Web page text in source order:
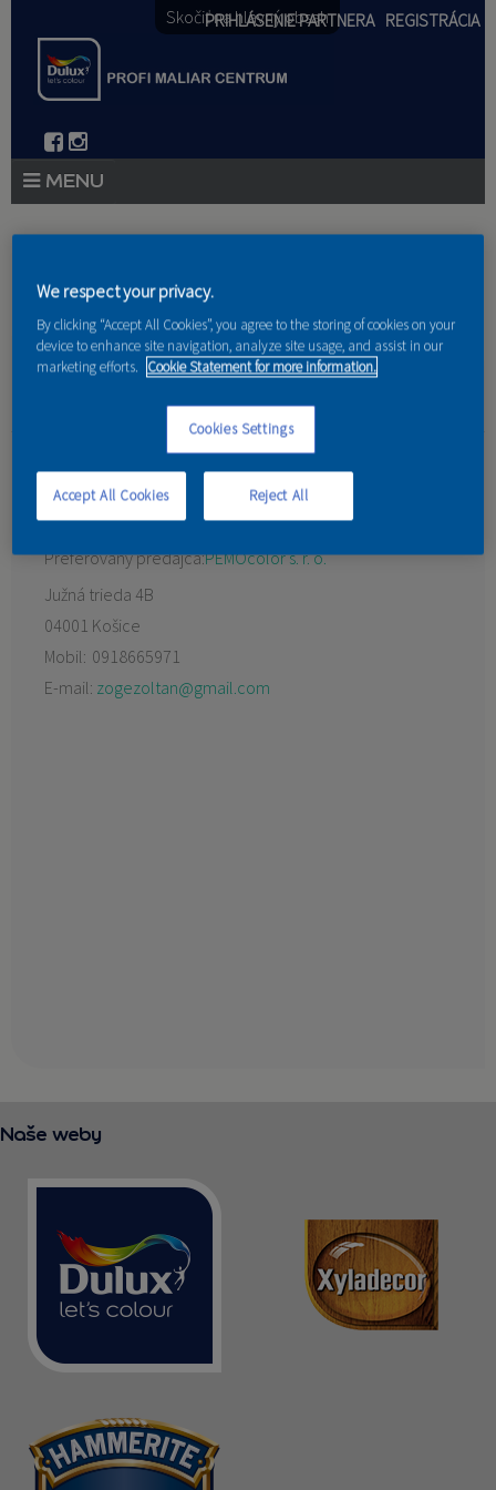
Skočiť na hlavný obsah
PRIHLÁSENIE PARTNERA REGISTRÁCIA
PORADENSTVO
AKCIE A NOVINKY
PARTNERI
ZO-BO, s. r. o.
Preferovaný predajca:PEMOcolor s. r. o.
Južná trieda 4B
04001 Košice
Mobil: 0918665971
E-mail: zogezoltan@gmail.com
Naše weby
We respect your privacy.
By clicking “Accept All Cookies”, you agree to the storing of cookies on your
device to enhance site navigation, analyze site usage, and assist in our
marketing efforts. Cookie Statement for more information.
Cookies Settings
Reject All
Accept All Cookies